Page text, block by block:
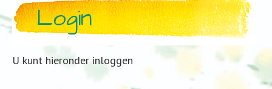
Login
U kunt hieronder inloggen